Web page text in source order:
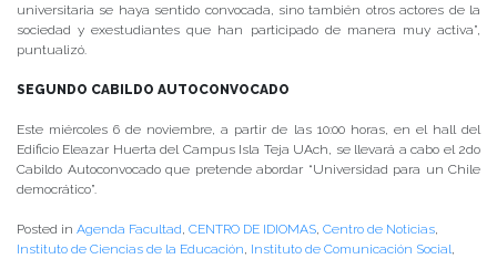
universitaria se haya sentido convocada, sino también otros actores de la
sociedad y exestudiantes que han participado de manera muy activa”,
puntualizó.
SEGUNDO CABILDO AUTOCONVOCADO
Este miércoles 6 de noviembre, a partir de las 10:00 horas, en el hall del
Edificio Eleazar Huerta del Campus Isla Teja UAch, se llevará a cabo el 2do
Cabildo Autoconvocado que pretende abordar “Universidad para un Chile
democrático”.
Posted in Agenda Facultad, CENTRO DE IDIOMAS, Centro de Noticias,
Instituto de Ciencias de la Educación, Instituto de Comunicación Social,